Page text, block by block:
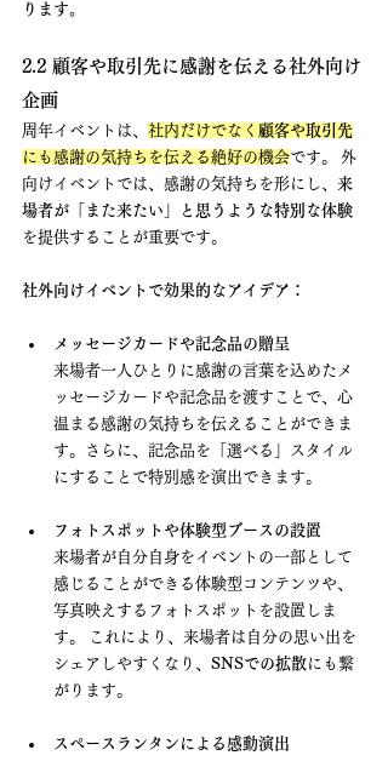
ります。
2.2 顧客や取引先に感謝を伝える社外向け
企画
周年イベントは、 社内だけでなく 顧客や取引先
にも感謝の気持ちを伝える絶好の機会です。 外
向けイベントでは、感謝の気持ちを形にし、 来
場者が「また来たい」と思うような特別な体験
を提供することが重要です。
社外向けイベントで効果的なアイデア：
メッセージカードや記念品の贈呈
来場者一人ひとりに感謝の言葉を込めたメ
ッセージカードや記念品を渡すことで、心
温まる感謝の気持ちを伝えることができま
す。さらに、記念品を「選べる」スタイル
にすることで特別感を演出できます。
フォトスポットや体験型ブースの設置
来場者が自分自身をイベントの一部として
感じることができる体験型コンテンツや、
写真映えするフォトスポットを設置しま
す。 これにより、来場者は自分の思い出を
シェアしやすくなり、 SNSでの拡散にも繋
がります。
スペースランタンによる感動演出